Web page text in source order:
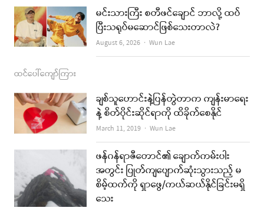
မင်းသားကြီး စတီဖင်ချောင် ဘာလို့ ထပ်
ပြီးသရုပ်မဆောင်ဖြစ်သေးတာလဲ?
August 6, 2026 Author
Wun Lae
ထင်ပေါ်ကျော်ကြား
ချစ်သူဟောင်းနဲ့ပြန်တွဲတာက ကျန်းမာရေး
နဲ့ စိတ်ပိုင်းဆိုင်ရာကို ထိခိုက်စေနိုင်
March 11, 2019 Author
Wun Lae
ဖန်ဂန်ရာဇီတောင်၏ ချောက်ကမ်းပါး
အတွင်း ပြုတ်ကျပျောက်ဆုံးသွားသည့် မ
စိမ့်ထက်ကို ရှာဖွေ/ကယ်ဆယ်နိုင်ခြင်းမရှိ
သေး